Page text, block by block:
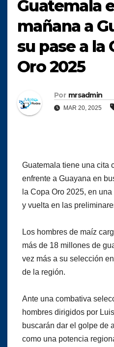
Guatemala
mañana a
su pase a la
Oro 2025
Por mrsadmin
MAR 20, 2025
Guatemala tiene una cita
enfrente a Guayana en
la Copa Oro 2025, en
y vuelta en las
Los hombres de maíz
más de 18 millones de
vez más a su selección
de la región.
Ante una combativa
hombres dirigidos por
buscarán dar el golpe de
como una potencia